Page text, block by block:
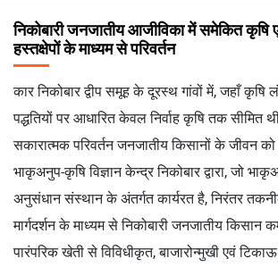
निकोबारी जनजातीय आजीविका में समेकित कृषि
हस्तक्षेपों के माध्यम से परिवर्तन
कार निकोबार द्वीप समूह के दूरस्थ गांवों में, जहाँ
पद्धतियों पर आधारित केवल निर्वाह कृषि तक सीमित
सकारात्मक परिवर्तन जनजातीय किसानों के जीवन को
भाकृअनुप-कृषि विज्ञान केन्द्र निकोबार द्वारा, जो
अनुसंधान संस्थान के अंतर्गत कार्यरत है, निरंतर
मार्गदर्शन के माध्यम से निकोबारी जनजातीय किसान
पारंपरिक खेती से विविधीकृत, बाजारोन्मुखी एवं